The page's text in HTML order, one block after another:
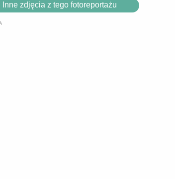
Inne zdjęcia z tego fotoreportażu